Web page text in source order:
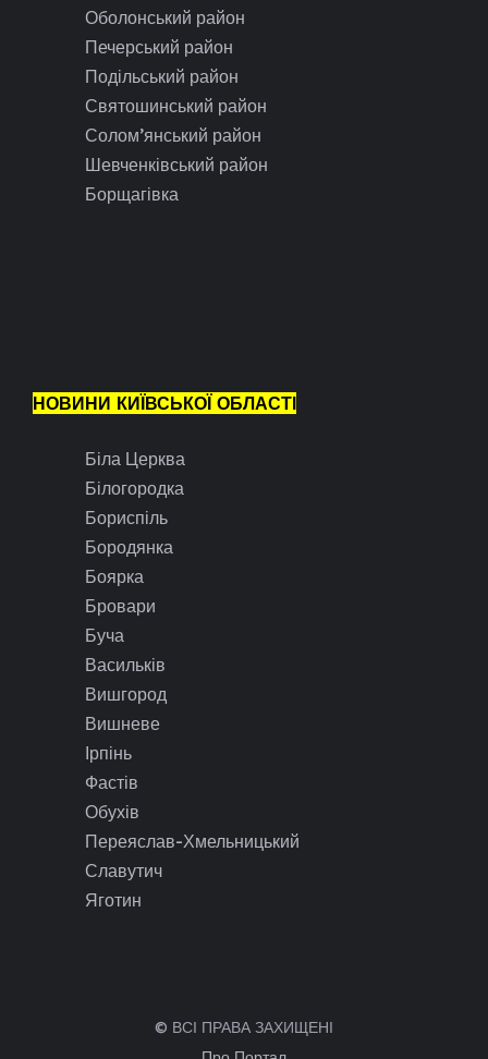
Оболонський район
Печерський район
Подільський район
Святошинський район
Солом’янський район
Шевченківський район
Борщагівка
НОВИНИ КИЇВСЬКОЇ ОБЛАСТІ
Біла Церква
Білогородка
Бориспіль
Бородянка
Боярка
Бровари
Буча
Васильків
Вишгород
Вишневе
Ірпінь
Фастів
Обухів
Переяслав-Хмельницький
Славутич
Яготин
© ВСІ ПРАВА ЗАХИЩЕНІ